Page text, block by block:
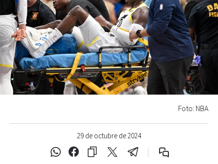
29 de octubre de 2024
Foto: NBA